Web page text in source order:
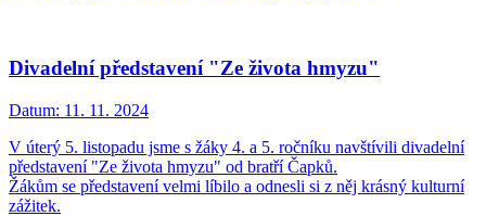
Divadelní představení "Ze života hmyzu"
Datum: 11. 11. 2024
V úterý 5. listopadu jsme s žáky 4. a 5. ročníku navštívili divadelní
představení "Ze života hmyzu" od bratří Čapků.
Žákům se představení velmi líbilo a odnesli si z něj krásný kulturní
zážitek.